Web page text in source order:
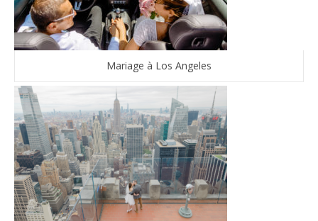
Mariage à Los Angeles